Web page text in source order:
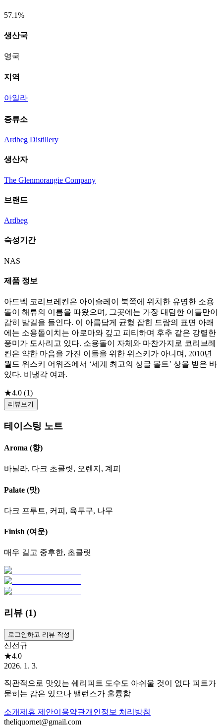
57.1%
생산국
영국
지역
아일라
증류소
Ardbeg Distillery
생산자
The Glenmorangie Company
브랜드
Ardbeg
숙성기간
NAS
제품 정보
아드벡 코리브레컨은 아이슬레이 북쪽에 위치한 유명한 소용
돌이 해류의 이름을 따왔으며, 그곳에는 가장 대담한 이들만이
감히 발길을 들인다. 이 아름답게 균형 잡힌 드람의 표면 아래
에는 소용돌이치는 아로마와 깊고 피티하며 후추 같은 강렬한
풍미가 도사리고 있다. 소용돌이 자체와 마찬가지로 코리브레
컨은 약한 마음을 가진 이들을 위한 위스키가 아니며, 2010년
월드 위스키 어워즈에서 ‘세계 최고의 싱글 몰트’ 상을 받은 바
있다. 비냉각 여과.
★4.0 (1)
리뷰보기
테이스팅 노트
Aroma (향)
바닐라, 다크 초콜릿, 오렌지, 계피
Palate (맛)
다크 프루트, 커피, 육두구, 나무
Finish (여운)
매우 길고 중후한, 초콜릿
리뷰 (1)
로그인하고 리뷰 작성
신선규
★4.0
2026. 1. 3.
직관적으로 맛있는 쉐리피트 도수도 아쉬울 것이 없다 피트가
묻히는 감은 있으나 밸런스가 훌륭함
소개제휴 제안이용약관개인정보 처리방침
theliquornet@gmail.com